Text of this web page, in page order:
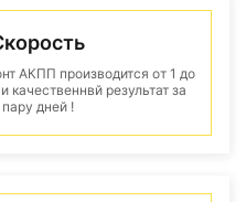
АКПП производится от 1 до
качественнвй результат за
пару дней !